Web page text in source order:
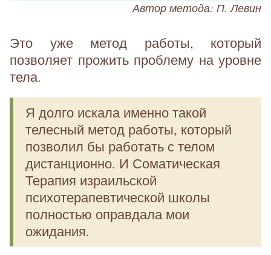
Автор метода: П. Левин
Это уже метод работы, который
позволяет прожить проблему на уровне
тела.
Я долго искала именно такой
телесный метод работы, который
позволил бы работать с телом
дистанционно. И Соматическая
Терапия израильской
психотерапевтической школы
полностью оправдала мои
ожидания.